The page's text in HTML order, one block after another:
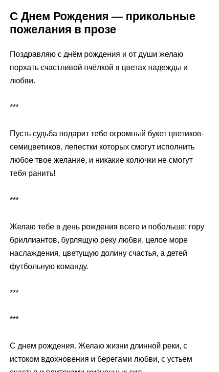
С Днем Рождения — прикольные
пожелания в прозе
Поздравляю с днём рождения и от души желаю
порхать счастливой пчёлкой в цветах надежды и
любви.
***
Пусть судьба подарит тебе огромный букет цветиков-
семицветиков, лепестки которых смогут исполнить
любое твое желание, и никакие колючки не смогут
тебя ранить!
***
Желаю тебе в день рождения всего и побольше: гору
бриллиантов, бурлящую реку любви, целое море
наслаждения, цветущую долину счастья, а детей
футбольную команду.
***
***
С днем рождения. Желаю жизни длинной реки, с
истоком вдохновения и берегами любви, с устьем